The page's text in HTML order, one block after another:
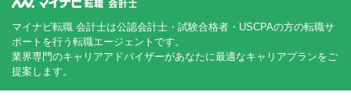
マイナビ転職 会計士は公認会計士・試験合格者・USCPAの方の転職サ
ポートを行う転職エージェントです。
業界専門のキャリアアドバイザーがあなたに最適なキャリアプランをご
提案します。